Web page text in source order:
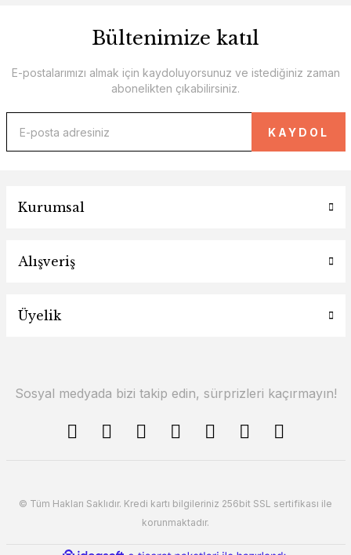
Bültenimize katıl
E-postalarımızı almak için kaydoluyorsunuz ve istediğiniz zaman
abonelikten çıkabilirsiniz.
KAYDOL
Kurumsal
Alışveriş
Üyelik
Sosyal medyada bizi takip edin, sürprizleri kaçırmayın!
© Tüm Hakları Saklıdır. Kredi kartı bilgileriniz 256bit SSL sertifikası ile
korunmaktadır.